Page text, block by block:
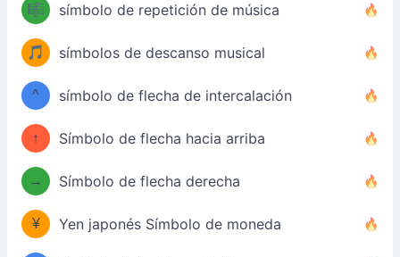
🎼 símbolo de repetición de música
🎵 símbolos de descanso musical
^ símbolo de flecha de intercalación
↑ Símbolo de flecha hacia arriba
→ Símbolo de flecha derecha
¥ Yen japonés Símbolo de moneda